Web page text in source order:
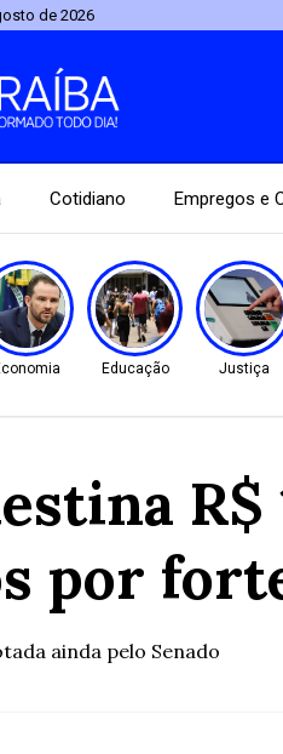
de 2026
Cotidiano Empregos e
Educação Justiça
R$
por
ainda pelo Senado